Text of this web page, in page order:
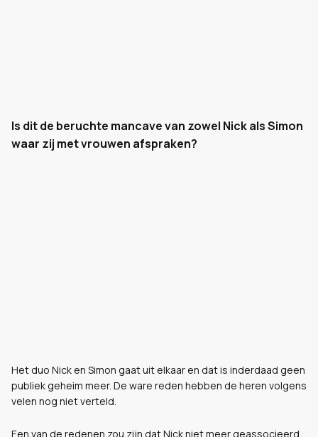
Is dit de beruchte mancave van zowel Nick als Simon
waar zij met vrouwen afspraken?
Het duo Nick en Simon gaat uit elkaar en dat is inderdaad geen
publiek geheim meer. De ware reden hebben de heren volgens
velen nog niet verteld.
Een van de redenen zou zijn dat Nick niet meer geassocieerd